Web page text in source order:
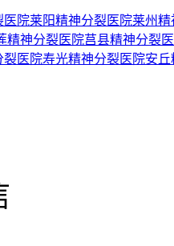
医院莱阳精神分裂医院莱州精
精神分裂医院莒县精神分裂
裂医院寿光精神分裂医院安丘